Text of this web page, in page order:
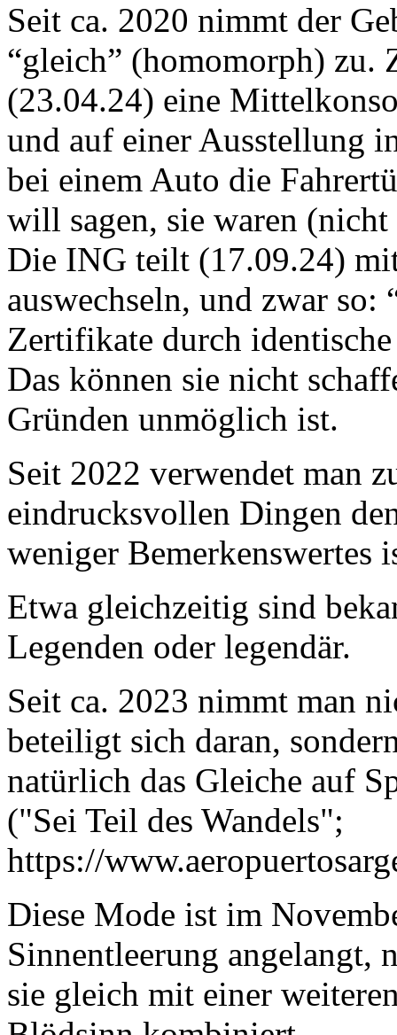
Seit ca. 2020 nimmt der
“gleich” (homomorph) zu.
(23.04.24) eine
und auf einer Ausstellung
bei einem Auto die
will sagen, sie waren
Die ING teilt (17.09.24)
auswechseln, und zwar
Zertifikate durch
Das können sie nicht
Gründen unmöglich ist.
Seit 2022 verwendet man
eindrucksvollen Dingen
weniger Bemerkenswertes
Etwa gleichzeitig sind
Legenden oder legendär.
Seit ca. 2023 nimmt man
beteiligt sich daran,
natürlich das Gleiche auf
("Sei Teil des Wandels";
https://
Diese Mode ist im
Sinnentleerung angelangt,
sie gleich mit einer